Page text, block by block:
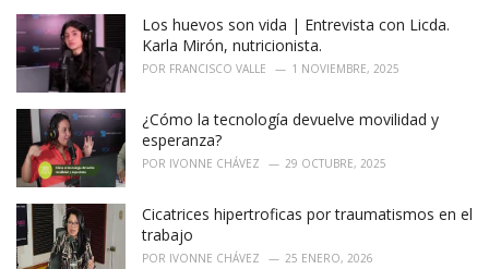
:
Los huevos son vida | Entrevista con Licda.
Karla Mirón, nutricionista.
POR FRANCISCO VALLE 1 NOVIEMBRE, 2025
¿Cómo la tecnología devuelve movilidad y
esperanza?
POR IVONNE CHÁVEZ 29 OCTUBRE, 2025
Cicatrices hipertroficas por traumatismos en el
trabajo
POR IVONNE CHÁVEZ 25 ENERO, 2026